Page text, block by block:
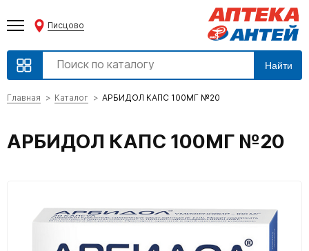
Писцово
Найти
Главная Каталог АРБИДОЛ КАПС 100МГ №20
АРБИДОЛ КАПС 100МГ №20